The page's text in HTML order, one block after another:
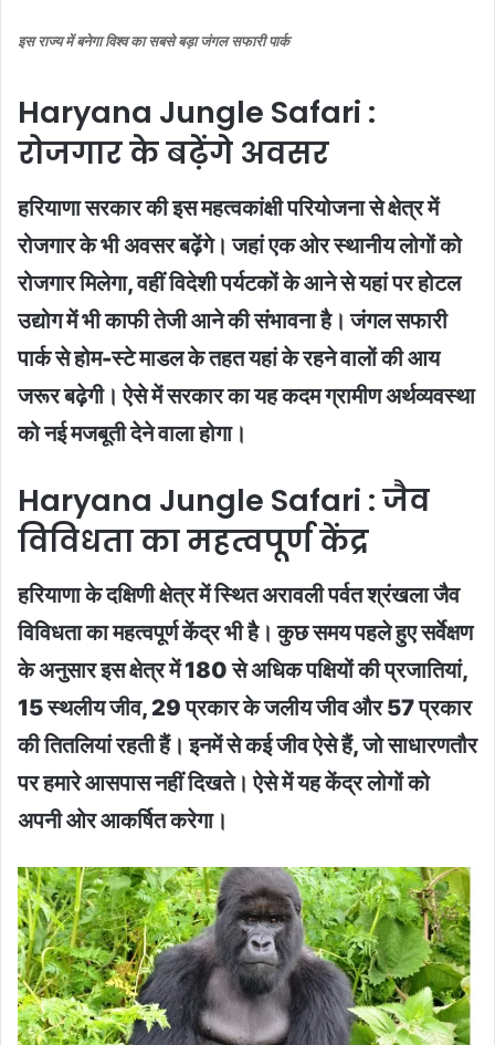
इस राज्य में बनेगा विश्व का सबसे बड़ा जंगल सफारी पार्क
Haryana Jungle Safari :
रोजगार के बढ़ेंगे अवसर
हरियाणा सरकार की इस महत्वकांक्षी परियोजना से क्षेत्र में
रोजगार के भी अवसर बढ़ेंगे। जहां एक ओर स्थानीय लोगों को
रोजगार मिलेगा, वहीं विदेशी पर्यटकों के आने से यहां पर होटल
उद्योग में भी काफी तेजी आने की संभावना है। जंगल सफारी
पार्क से होम-स्टे माडल के तहत यहां के रहने वालों की आय
जरूर बढ़ेगी। ऐसे में सरकार का यह कदम ग्रामीण अर्थव्यवस्था
को नई मजबूती देने वाला होगा।
Haryana Jungle Safari : जैव
विविधता का महत्वपूर्ण केंद्र
हरियाणा के दक्षिणी क्षेत्र में स्थित अरावली पर्वत श्रंखला जैव
विविधता का महत्वपूर्ण केंद्र भी है। कुछ समय पहले हुए सर्वेक्षण
के अनुसार इस क्षेत्र में 180 से अधिक पक्षियों की प्रजातियां,
15 स्थलीय जीव, 29 प्रकार के जलीय जीव और 57 प्रकार
की तितलियां रहती हैं। इनमें से कई जीव ऐसे हैं, जो साधारणतौर
पर हमारे आसपास नहीं दिखते। ऐसे में यह केंद्र लोगों को
अपनी ओर आकर्षित करेगा।